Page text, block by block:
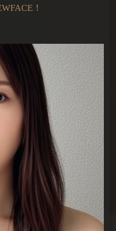
！